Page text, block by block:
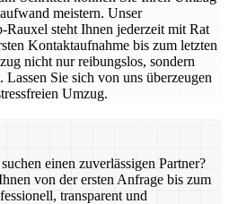
meistern. Unser
Rauxel steht Ihnen jederzeit mit Rat
Kontaktaufnahme bis zum letzten
nicht nur reibungslos, sondern
Sie sich von uns überzeugen
Umzug.
einen zuverlässigen Partner?
von der ersten Anfrage bis zum
transparent und